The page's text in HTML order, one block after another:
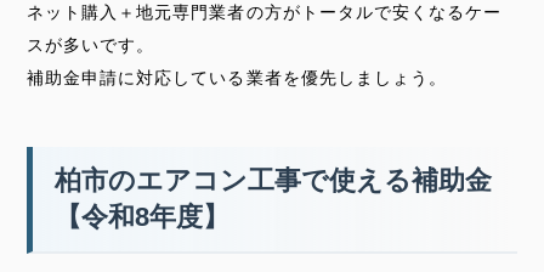
ネット購入＋地元専門業者の方がトータルで安くなるケー
スが多いです。
補助金申請に対応している業者を優先しましょう。
柏市のエアコン工事で使える補助金
【令和8年度】